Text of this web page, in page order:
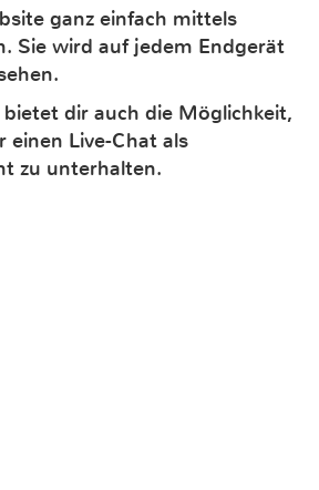
ganz einfach mittels
Sie wird auf jedem Endgerät
bietet dir auch die Möglichkeit,
einen Live-Chat als
zu unterhalten.